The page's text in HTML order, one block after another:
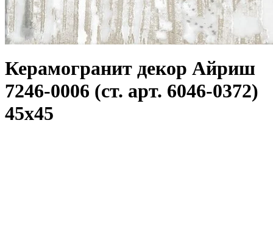
Керамогранит декор Айриш
7246-0006 (ст. арт. 6046-0372)
45x45